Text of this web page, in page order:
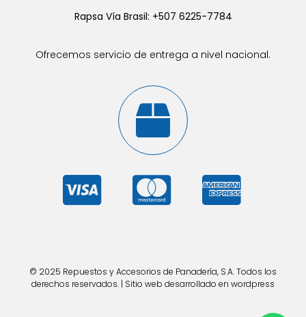
Rapsa Vía Brasil: +507 6225-7784
Ofrecemos servicio de entrega a nivel nacional.
© 2025 Repuestos y Accesorios de Panadería, S.A. Todos los
derechos reservados. | Sitio web desarrollado en wordpress